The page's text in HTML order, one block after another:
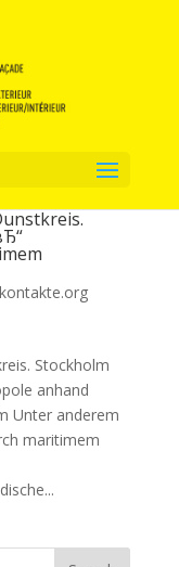
Stockholm
anhand
Unter anderem
maritimem